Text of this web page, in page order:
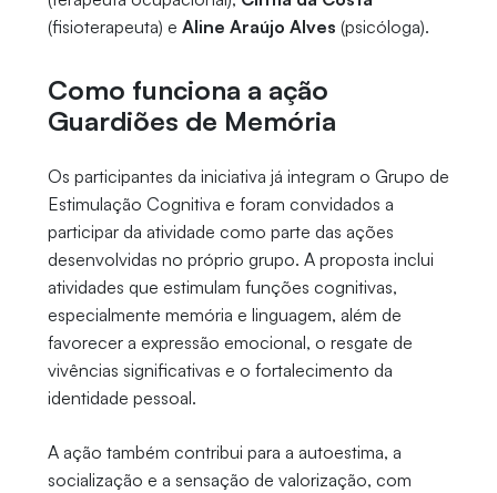
(fisioterapeuta) e Aline Araújo Alves (psicóloga).
Como funciona a ação
Guardiões de Memória
Os participantes da iniciativa já integram o Grupo de
Estimulação Cognitiva e foram convidados a
participar da atividade como parte das ações
desenvolvidas no próprio grupo. A proposta inclui
atividades que estimulam funções cognitivas,
especialmente memória e linguagem, além de
favorecer a expressão emocional, o resgate de
vivências significativas e o fortalecimento da
identidade pessoal.
A ação também contribui para a autoestima, a
socialização e a sensação de valorização, com